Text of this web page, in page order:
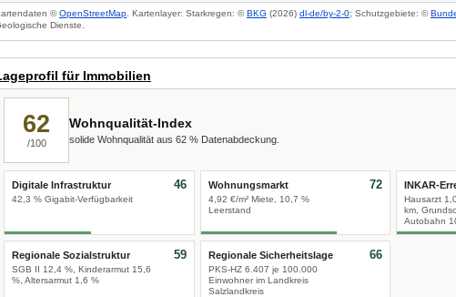
©OpenStreetMap . Kartenlayer: Starkregen: ©BKG (2026) dl-de/by-2-0; Schutzgebiete: ©
Dienste.
für Immobilien
62
/100
Wohnqualität-Index
solide Wohnqualität aus 62 % Datenabdeckung.
Digitale Infrastruktur
42,3 % Gigabit-Verfügbarkeit
46 Wohnungsmarkt
4,92 €/m² Miete, 10,7 %
Leerstand
72 INKAR-
Hausarzt
km,
Autobahn
Regionale Sozialstruktur
SGB II 12,4 %, Kinderarmut 15,6
%, Altersarmut 1,6 %
59 Regionale Sicherheitslage
PKS-HZ 6.407 je 100.000
Einwohner im Landkreis
Salzlandkreis
66